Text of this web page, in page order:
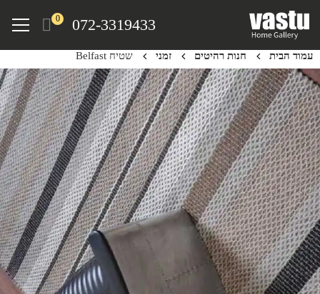
content
072-3319433
0
Menu
עמוד הבית חנות רהיטים זמני שטיח Belfast